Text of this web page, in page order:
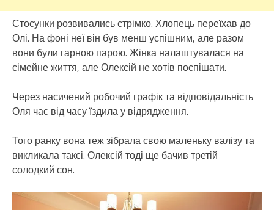
Стосунки розвивались стрімко. Хлопець переїхав до
Олі. На фоні неї він був менш успішним, але разом
вони були гарною парою. Жінка налаштувалася на
сімейне життя, але Олексій не хотів поспішати.
Через насичений робочий графік та відповідальність
Оля час від часу їздила у відрядження.
Того ранку вона теж зібрала свою маленьку валізу та
викликала таксі. Олексій тоді ще бачив третій
солодкий сон.